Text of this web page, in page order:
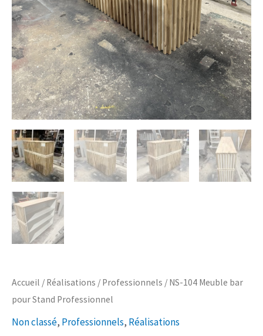
Accueil / Réalisations / Professionnels / NS-104 Meuble bar
pour Stand Professionnel
Non classé, Professionnels, Réalisations